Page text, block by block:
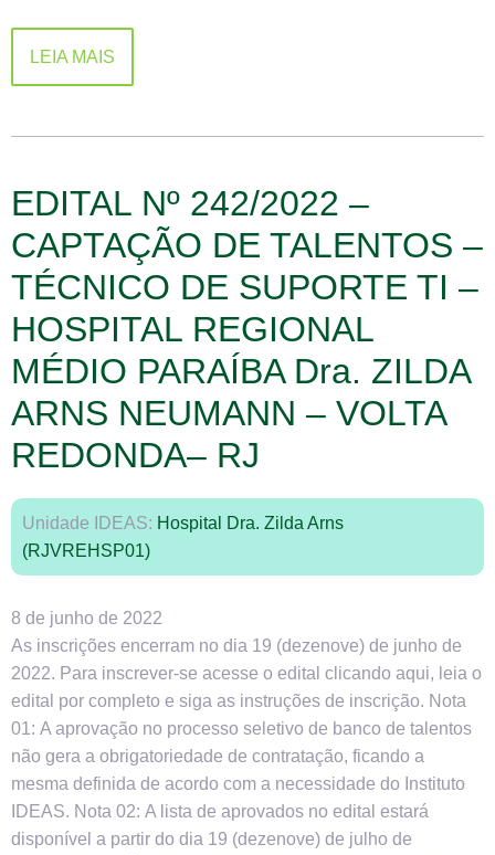
LEIA MAIS
EDITAL Nº 242/2022 –
CAPTAÇÃO DE TALENTOS –
TÉCNICO DE SUPORTE TI –
HOSPITAL REGIONAL
MÉDIO PARAÍBA Dra. ZILDA
ARNS NEUMANN – VOLTA
REDONDA– RJ
Unidade IDEAS: Hospital Dra. Zilda Arns
(RJVREHSP01)
8 de junho de 2022
As inscrições encerram no dia 19 (dezenove) de junho de
2022. Para inscrever-se acesse o edital clicando aqui, leia o
edital por completo e siga as instruções de inscrição. Nota
01: A aprovação no processo seletivo de banco de talentos
não gera a obrigatoriedade de contratação, ficando a
mesma definida de acordo com a necessidade do Instituto
IDEAS. Nota 02: A lista de aprovados no edital estará
disponível a partir do dia 19 (dezenove) de julho de